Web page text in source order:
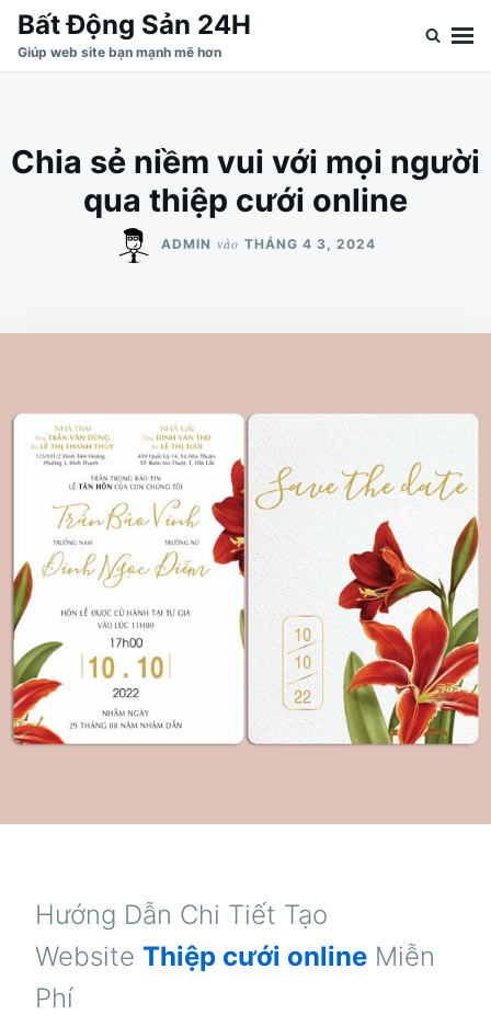
Nhảy
đến
Tìm
kiếm
Bất Động Sản 24H
Giúp web site bạn mạnh mẽ hơn
Chia sẻ niềm vui với mọi người
qua thiệp cưới online
ADMIN vào THÁNG 4 3, 2024
Hướng Dẫn Chi Tiết Tạo
Website Thiệp cưới online Miễn
Phí